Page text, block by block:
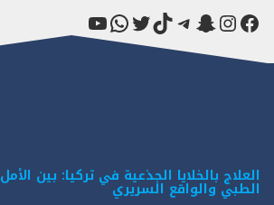
فيسبوك
إنستجرام
سناب شاتتيليجرام
تيك توكتويترواتساب
يوتيوب
العلاج بالخلايا الجذعية في تركيا: بين الأمل
الطبي والواقع السريري